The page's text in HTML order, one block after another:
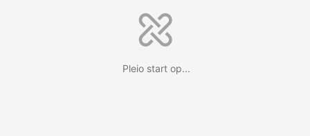
Pleio start op...